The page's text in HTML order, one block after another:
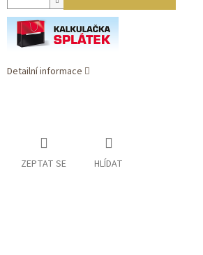
Detailní informace
ZEPTAT SE HLÍDAT